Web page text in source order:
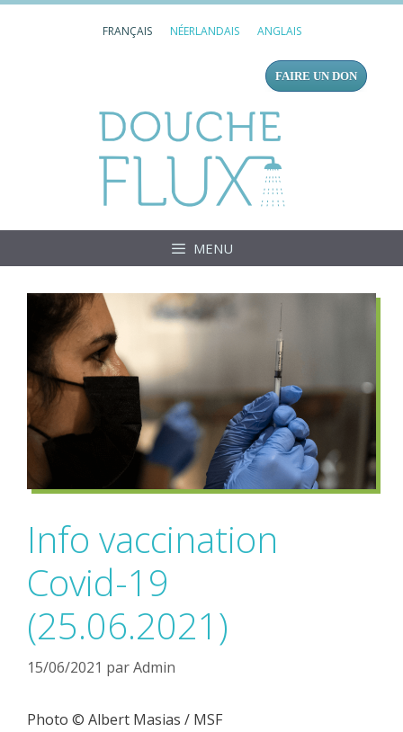
FRANÇAIS NÉERLANDAIS ANGLAIS
FAIRE UN DON
MENU
Info vaccination
Covid-19
(25.06.2021)
15/06/2021 parAdmin
Photo © Albert Masias / MSF